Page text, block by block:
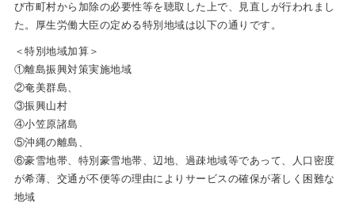
び市町村から加除の必要性等を聴取した上で、見直しが行われまし
た。厚生労働大臣の定める特別地域は以下の通りです。
＜特別地域加算＞
①離島振興対策実施地域
②奄美群島、
③振興山村
④小笠原諸島
⑤沖縄の離島、
⑥豪雪地帯、特別豪雪地帯、辺地、過疎地域等であって、人口密度
が希薄、交通が不便等の理由によりサービスの確保が著しく困難な
地域